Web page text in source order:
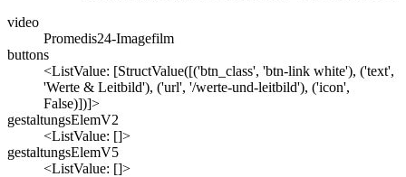
video
Promedis24-Imagefilm
buttons
<ListValue: [StructValue([('btn_class', 'btn-link white'), ('text',
'Werte & Leitbild'), ('url', '/werte-und-leitbild'), ('icon',
False)])]>
gestaltungsElemV2
<ListValue: []>
gestaltungsElemV5
<ListValue: []>